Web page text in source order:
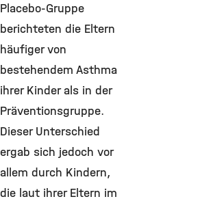
Placebo-Gruppe
berichteten die Eltern
häufiger von
bestehendem Asthma
ihrer Kinder als in der
Präventionsgruppe.
Dieser Unterschied
ergab sich jedoch vor
allem durch Kindern,
die laut ihrer Eltern im